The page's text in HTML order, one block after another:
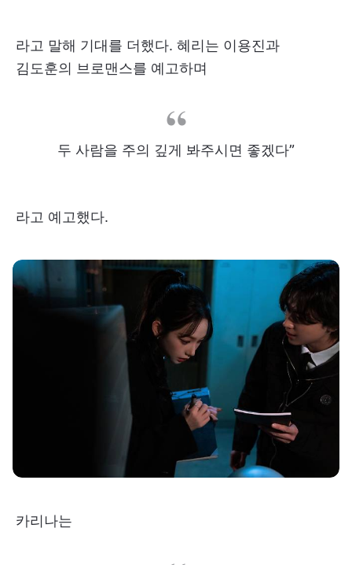
라고 말해 기대를 더했다. 혜리는 이용진과
김도훈의 브로맨스를 예고하며
두 사람을 주의 깊게 봐주시면 좋겠다”
라고 예고했다.
카리나는